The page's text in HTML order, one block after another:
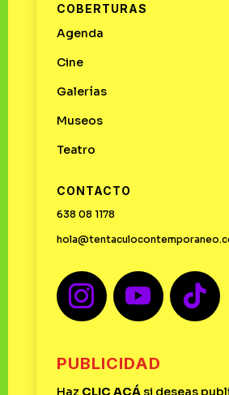
COBERTURAS
Agenda
Cine
Galerías
Museos
Teatro
CONTACTO
638 08 1178
PUBLICIDAD
Haz CLIC ACÁsi deseas